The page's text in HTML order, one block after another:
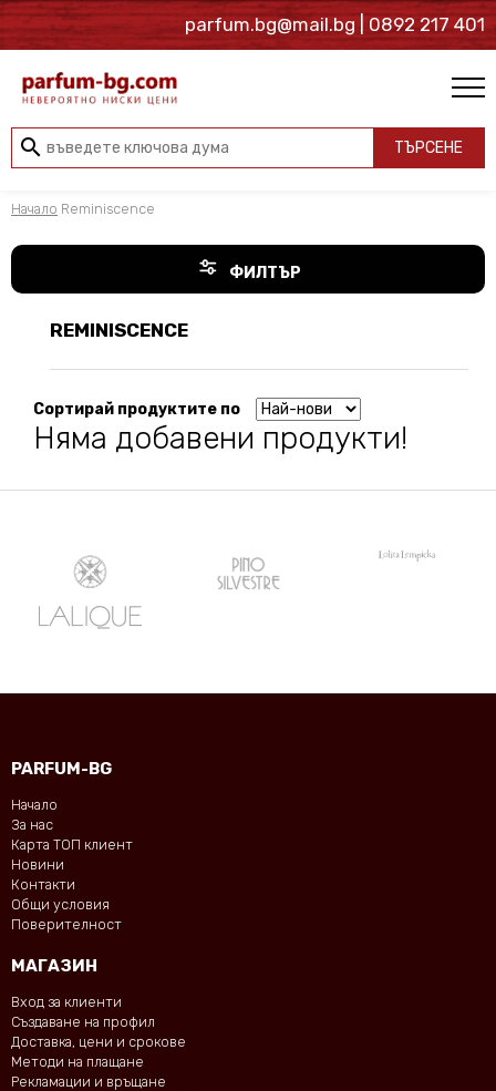
parfum.bg@mail.bg | 0892 217 401
search ТЪРСЕНЕ
Начало Reminiscence
ФИЛТЪР
REMINISCENCE
Сортирай продуктите по
Няма добавени продукти!
PARFUM-BG
Начало
За нас
Карта ТОП клиент
Новини
Контакти
Общи условия
Поверителност
МАГАЗИН
Вход за клиенти
Създаване на профил
Доставка, цени и срокове
Методи на плащане
Рекламации и връщане